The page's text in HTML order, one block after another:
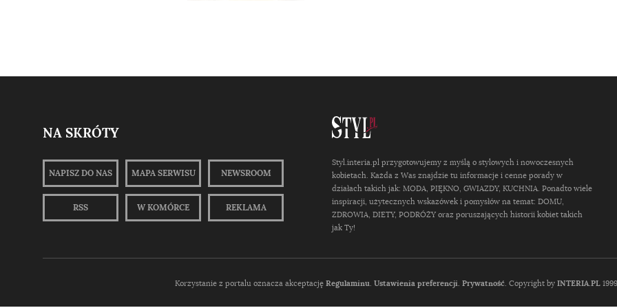
NA SKRÓTY
NAPISZ DO NAS MAPA SERWISU NEWSROOM
RSS W KOMÓRCE REKLAMA
Styl.interia.pl przygotowujemy z myślą o stylowych i nowoczesnych
kobietach. Każda z Was znajdzie tu informacje i cenne porady w
działach takich jak: MODA, PIĘKNO, GWIAZDY, KUCHNIA. Ponadto wiele
inspiracji, użytecznych wskazówek i pomysłów na temat: DOMU,
ZDROWIA, DIETY, PODRÓŻY oraz poruszających historii kobiet takich
jak Ty!
Korzystanie z portalu oznacza akceptację Regulaminu. Ustawienia preferencji. Prywatność. Copyright by INTERIA.PL